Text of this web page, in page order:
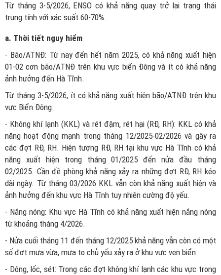
Từ tháng 3-5/2026, ENSO có khả năng quay trở lại trạng thái
trung tính với xác suất 60-70%.
a. Thời tiết nguy hiểm
- Bão/ATNĐ: Từ nay đến hết năm 2025, có khả năng xuất hiện
01-02 cơn bão/ATNĐ trên khu vực biển Đông và ít có khả năng
ảnh hưởng đến Hà Tĩnh.
Từ tháng 3-5/2026, ít có khả năng xuất hiện bão/ATNĐ trên khu
vực Biển Đông.
- Không khí lạnh (KKL) và rét đậm, rét hại (RĐ, RH): KKL có khả
năng hoạt động mạnh trong tháng 12/2025-02/2026 và gây ra
các đợt RĐ, RH. Hiện tượng RĐ, RH tại khu vực Hà Tĩnh có khả
năng xuất hiện trong tháng 01/2025 đến nửa đầu tháng
02/2025. Cần đề phòng khả năng xảy ra những đợt RĐ, RH kéo
dài ngày. Từ tháng 03/2026 KKL vẫn còn khả năng xuất hiện và
ảnh hưởng đến khu vực Hà Tĩnh tuy nhiên cường độ yếu.
- Nắng nóng: Khu vực Hà Tĩnh có khả năng xuất hiện nắng nóng
từ khoảng tháng 4/2026.
- Nửa cuối tháng 11 đến tháng 12/2025 khả năng vẫn còn có một
số đợt mưa vừa, mưa to chủ yếu xảy ra ở khu vực ven biển.
- Dông, lốc, sét: Trong các đợt không khí lạnh các khu vực trong